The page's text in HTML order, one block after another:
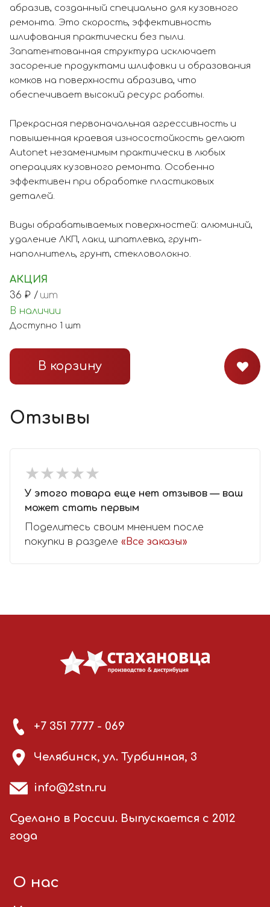
абразив, созданный специально для кузовного
ремонта. Это скорость, эффективность
шлифования практически без пыли.
Запатентованная структура исключает
засорение продуктами шлифовки и образования
комков на поверхности абразива, что
обеспечивает высокий ресурс работы.
Прекрасная первоначальная агрессивность и
повышенная краевая износостойкость делают
Autonet незаменимым практически в любых
операциях кузовного ремонта. Особенно
эффективен при обработке пластиковых
деталей.
Виды обрабатываемых поверхностей: алюминий,
удаление ЛКП, лаки, шпатлевка, грунт-
наполнитель, грунт, стекловолокно.
АКЦИЯ
36 ₽ / шт
В наличии
Доступно 1 шт
В корзину
Отзывы
★★★★★
★★★★★
У этого товара еще нет отзывов — ваш
может стать первым
Поделитесь своим мнением после
покупки в разделе «Все заказы»
+7 351 7777 - 069
Челябинск, ул. Турбинная, 3
info@2stn.ru
Сделано в России. Выпускается с 2012
года
О нас